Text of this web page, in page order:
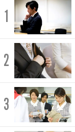
1
2
3